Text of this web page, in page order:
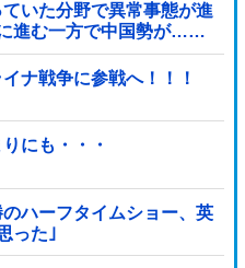
いた分野で異常事態が進
進む一方で中国勢が……
ナ戦争に参戦へ！！！
にも・・・
ハーフタイムショー、英
った｣